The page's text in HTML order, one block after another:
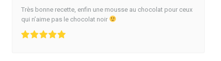
Très bonne recette, enfin une mousse au chocolat pour ceux
qui n’aime pas le chocolat noir